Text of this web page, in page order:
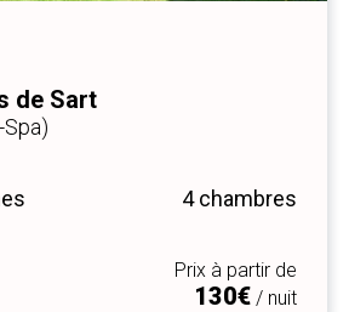
de Sart
4 chambres
Prix à partir de
130€/ nuit